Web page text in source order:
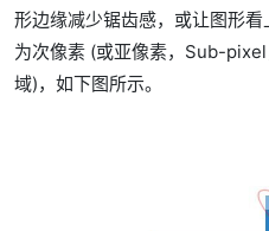
形边缘减少锯齿感，或让图形
为次像素 (或亚像素，Sub-
域)，如下图所示。